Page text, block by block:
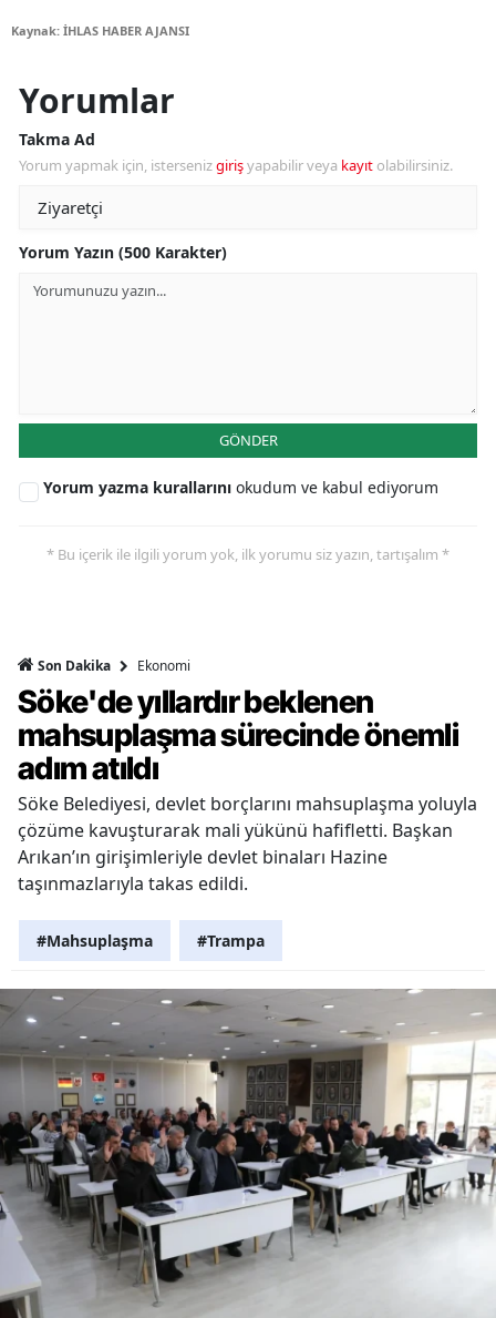
Kaynak: İHLAS HABER AJANSI
Yorumlar
Takma Ad
Yorum yapmak için, istersenizgirişyapabilir veya kayıt olabilirsiniz.
Yorum Yazın (500 Karakter)
GÖNDER
Yorum yazma kurallarını okudum ve kabul ediyorum
* Bu içerik ile ilgili yorum yok, ilk yorumu siz yazın, tartışalım *
Son Dakika Ekonomi
Söke'de yıllardır beklenen
mahsuplaşma sürecinde önemli
adım atıldı
Söke Belediyesi, devlet borçlarını mahsuplaşma yoluyla
çözüme kavuşturarak mali yükünü hafifletti. Başkan
Arıkan’ın girişimleriyle devlet binaları Hazine
taşınmazlarıyla takas edildi.
#Mahsuplaşma #Trampa